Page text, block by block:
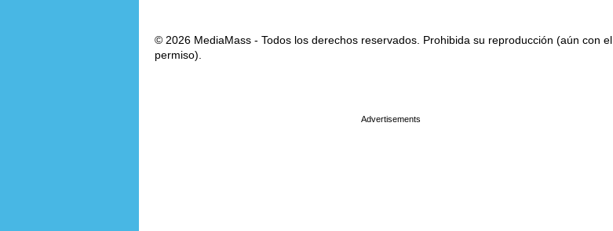
© 2026 MediaMass - Todos los derechos reservados. Prohibida su reproducción (aún con el
permiso).